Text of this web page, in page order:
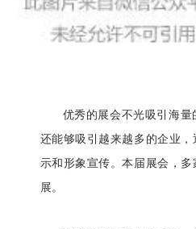
优秀的展会不光吸引海量
还能够吸引越来越多的企业
示和形象宣传。本届展会，
展。